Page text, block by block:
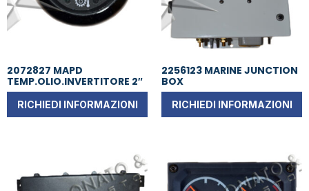
2072827 MAPD
TEMP.OLIO.INVERTITORE 2″
RICHIEDI INFORMAZIONI
2256123 MARINE JUNCTION
BOX
RICHIEDI INFORMAZIONI